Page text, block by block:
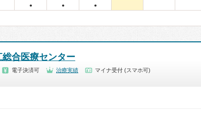
● ● ●
総合医療センター
電子決済可 治療実績
マイナ受付 (スマホ可)